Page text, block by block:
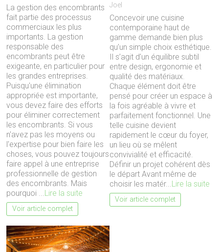
La gestion des encombrants
fait partie des processus
commerciaux les plus
importants. La gestion
responsable des
encombrants peut être
exigeante, en particulier pour
les grandes entreprises.
Puisqu'une élimination
appropriée est importante,
vous devez faire des efforts
pour éliminer correctement
les encombrants. Si vous
n'avez pas les moyens ou
l'expertise pour bien faire les
choses, vous pouvez toujours
faire appel à une entreprise
professionnelle de gestion
des encombrants. Mais
pourquoi ...Lire la suite
Voir article complet
Joel
Concevoir une cuisine
contemporaine haut de
gamme demande bien plus
qu’un simple choix esthétique.
Il s’agit d’un équilibre subtil
entre design, ergonomie et
qualité des matériaux.
Chaque élément doit être
pensé pour créer un espace à
la fois agréable à vivre et
parfaitement fonctionnel. Une
telle cuisine devient
rapidement le cœur du foyer,
un lieu où se mêlent
convivialité et efficacité.
Définir un projet cohérent dès
le départ Avant même de
choisir les matér...Lire la suite
Voir article complet